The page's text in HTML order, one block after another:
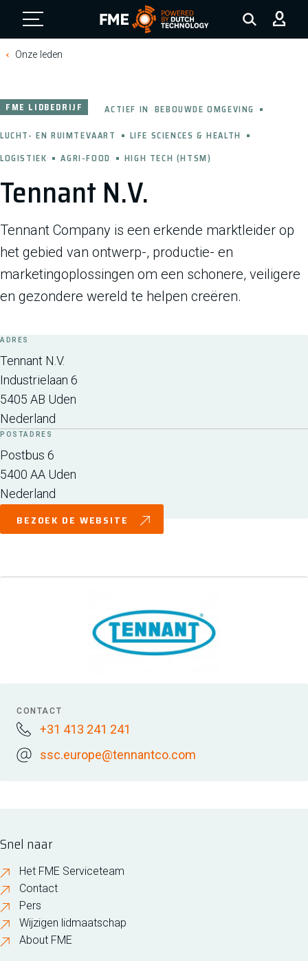
FME Logo, to the homepage
Onze leden
Tennant N.V.
FME LIDBEDRIJF ACTIEF IN BEBOUWDE OMGEVING
LUCHT- EN RUIMTEVAART
LIFE SCIENCES & HEALTH
LOGISTIEK
AGRI-FOOD HIGH TECH (HTSM)
Tennant Company is een erkende marktleider op
het gebied van ontwerp-, productie- en
marketingoplossingen om een schonere, veiligere
en gezondere wereld te helpen creëren.
ADRES
Tennant N.V.
Industrielaan 6
5405 AB Uden
Nederland
POSTADRES
Postbus 6
5400 AA Uden
Nederland
BEZOEK DE WEBSITE
CONTACT
+31 413 241 241
ssc.europe@tennantco.com
Snel naar
Het FME Serviceteam
Contact
Pers
Wijzigen lidmaatschap
About FME